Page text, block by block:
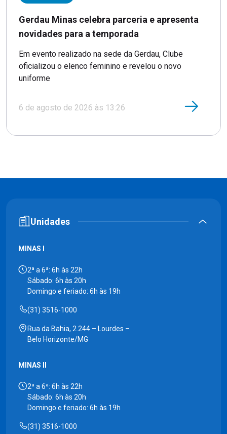
Gerdau Minas celebra parceria e apresenta
novidades para a temporada
Em evento realizado na sede da Gerdau, Clube
oficializou o elenco feminino e revelou o novo
uniforme
6 de agosto de 2026 às 13:26
Unidades
MINAS I
2ª a 6ª: 6h às 22h
Sábado: 6h às 20h
Domingo e feriado: 6h às 19h
(31) 3516-1000
Rua da Bahia, 2.244 – Lourdes –
Belo Horizonte/MG
MINAS II
2ª a 6ª: 6h às 22h
Sábado: 6h às 20h
Domingo e feriado: 6h às 19h
(31) 3516-1000